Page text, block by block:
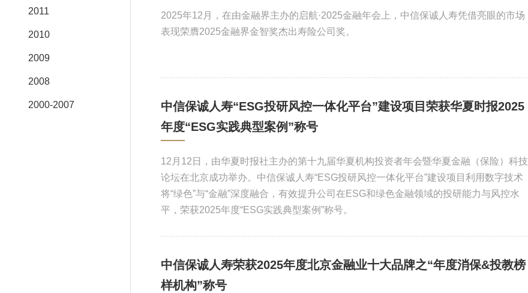
2011
2010
2009
2008
2000-2007
2025年12月，在由金融界主办的启航·2025金融年会上，中信保诚人寿凭借亮眼的市场
表现荣膺2025金融界金智奖杰出寿险公司奖。
中信保诚人寿“ESG投研风控一体化平台”建设项目荣获华夏时报2025
年度“ESG实践典型案例”称号
12月12日，由华夏时报社主办的第十九届华夏机构投资者年会暨华夏金融（保险）科技
论坛在北京成功举办。中信保诚人寿“ESG投研风控一体化平台”建设项目利用数字技术
将“绿色”与“金融”深度融合，有效提升公司在ESG和绿色金融领域的投研能力与风控水
平，荣获2025年度“ESG实践典型案例”称号。
中信保诚人寿荣获2025年度北京金融业十大品牌之“年度消保&投教榜
样机构”称号